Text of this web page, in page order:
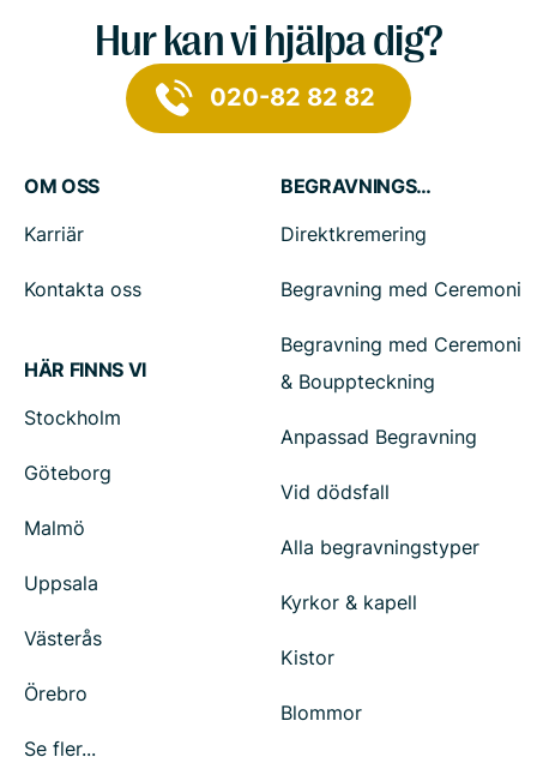
Hur kan vi hjälpa dig?
020-82 82 82
OM OSS
Karriär
Kontakta oss
HÄR FINNS VI
Stockholm
Göteborg
Malmö
Uppsala
Västerås
Örebro
Se fler...
BEGRAVNINGSTJÄNSTER
Direktkremering
Begravning med Ceremoni
Begravning med Ceremoni
& Bouppteckning
Anpassad Begravning
Vid dödsfall
Alla begravningstyper
Kyrkor & kapell
Kistor
Blommor